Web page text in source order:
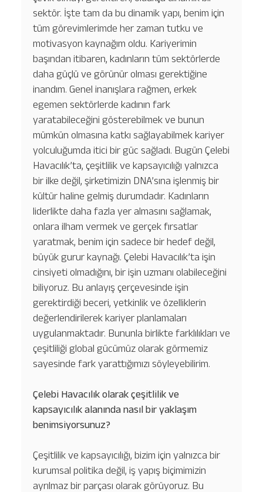
sektör. İşte tam da bu dinamik yapı, benim için
tüm görevimlerimde her zaman tutku ve
motivasyon kaynağım oldu. Kariyerimin
başından itibaren, kadınların tüm sektörlerde
daha güçlü ve görünür olması gerektiğine
inandım. Genel inanışlara rağmen, erkek
egemen sektörlerde kadının fark
yaratabileceğini gösterebilmek ve bunun
mümkün olmasına katkı sağlayabilmek kariyer
yolculuğumda itici bir güc sağladı. Bugün Çelebi
Havacılık’ta, çeşitlilik ve kapsayıcılığı yalnızca
bir ilke değil, şirketimizin DNA’sına işlenmiş bir
kültür haline gelmiş durumdadır. Kadınların
liderlikte daha fazla yer almasını sağlamak,
onlara ilham vermek ve gerçek fırsatlar
yaratmak, benim için sadece bir hedef değil,
büyük gurur kaynağı. Çelebi Havacılık’ta işin
cinsiyeti olmadığını, bir işin uzmanı olabileceğini
biliyoruz. Bu anlayış çerçevesinde işin
gerektirdiği beceri, yetkinlik ve özelliklerin
değerlendirilerek kariyer planlamaları
uygulanmaktadır. Bununla birlikte farklılıkları ve
çeşitliliği global gücümüz olarak görmemiz
sayesinde fark yarattığımızı söyleyebilirim.
Çelebi Havacılık olarak çeşitlilik ve
kapsayıcılık alanında nasıl bir yaklaşım
benimsiyorsunuz?
Çeşitlilik ve kapsayıcılığı, bizim için yalnızca bir
kurumsal politika değil, iş yapış biçimimizin
ayrılmaz bir parçası olarak görüyoruz. Bu